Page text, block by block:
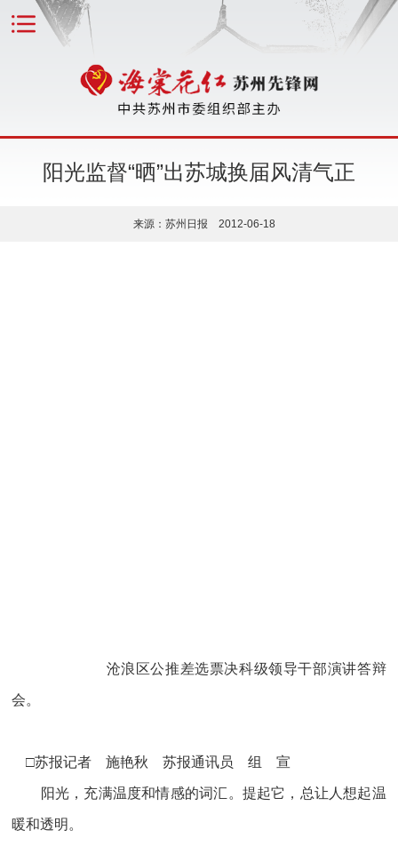
阳光监督“晒”出苏城换届风清气正
来源：苏州日报 2012-06-18
沧浪区公推差选票决科级领导干部演讲答辩
会。
□苏报记者 施艳秋 苏报通讯员 组 宣
阳光，充满温度和情感的词汇。提起它，总让人想起温
暖和透明。